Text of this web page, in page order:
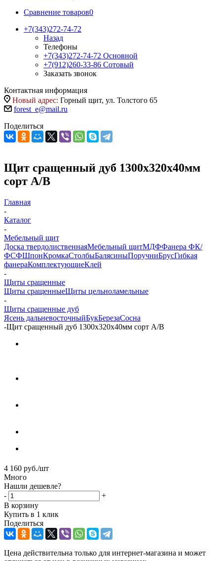
Сравнение товаров0
+7(343)272-74-72
Назад
Телефоны
+7(343)272-74-72 Основной
+7(912)260-33-86 Сотовый
Заказать звонок
Контактная информация
Новый адрес: Горный щит, ул. Толстого 65
forest_e@mail.ru
Поделиться
Щит сращенный дуб 1300х320х40мм
сорт А/В
Главная
-
Каталог
-
Мебельный щит
Доска твердолиственнаяМебельный щитМДФФанера ФК/
ФСФШпонКромкаСтолбыБалясиныПоручниБрусГибкая
фанераКомплектующиеКлей
-
Щиты сращенные
Щиты сращенныеЩиты цельноламельные
-
Щиты сращенные дуб
Ясень дальневосточныйБукБерезаСосна
-Щит сращенный дуб 1300х320х40мм сорт А/В
4 160 руб./шт
Много
Нашли дешевле?
-
+
В корзину
Купить в 1 клик
Поделиться
Цена действительна только для интернет-магазина и может